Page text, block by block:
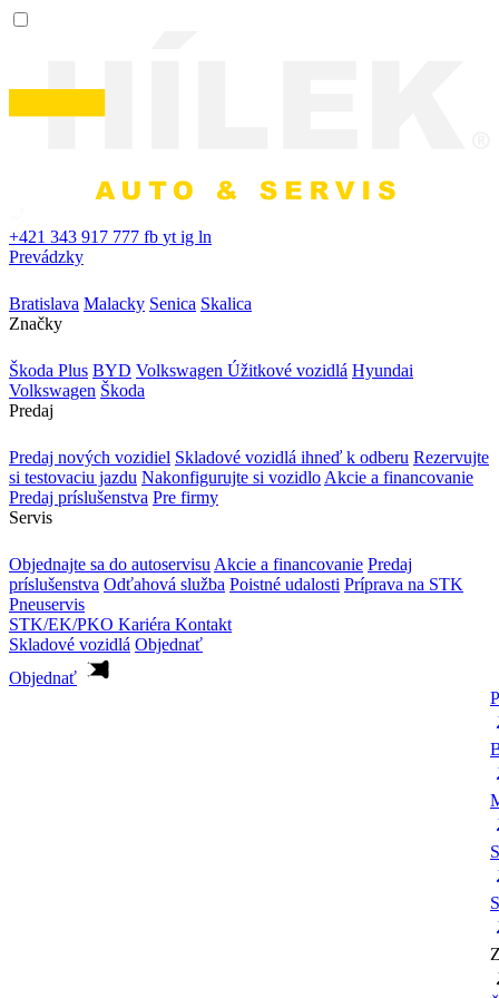
+421 343 917 777 fb yt ig ln
Prevádzky
Bratislava Malacky Senica Skalica
Značky
Škoda Plus BYD Volkswagen Úžitkové vozidlá Hyundai
Volkswagen Škoda
Predaj
Predaj nových vozidiel Skladové vozidlá ihneď k odberu Rezervujte
si testovaciu jazdu Nakonfigurujte si vozidlo Akcie a financovanie
Predaj príslušenstva Pre firmy
Servis
Objednajte sa do autoservisu Akcie a financovanie Predaj
príslušenstva Odťahová služba Poistné udalosti Príprava na STK
Pneuservis
STK/EK/PKO Kariéra Kontakt
Skladové vozidlá Objednať
Objednať